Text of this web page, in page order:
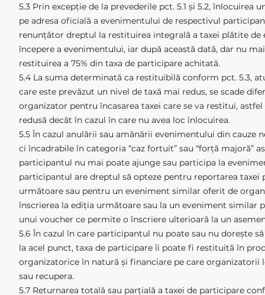
5.3 Prin excepție de la prevederile pct. 5.1 și 5.2,
pe adresa oficială a evenimentului de respectivul
renunțător dreptul la restituirea integrală a taxei plătite de
începere a evenimentului, iar după această dată, dar nu
restituirea a 75% din taxa de participare achitată.
5.4 La suma determinată ca restituibilă conform pct. 5.3,
care este prevăzut un nivel de taxă mai redus, se scade
organizator pentru încasarea taxei care se va restitui,
redusă decât în cazul în care nu avea loc înlocuirea.
5.5 În cazul anulării sau amânării evenimentului din
ci încadrabile în categoria “caz fortuit” sau “forță majoră”
participantul nu mai poate ajunge sau participa la
participantul are dreptul să opteze pentru reportarea
următoare sau pentru un eveniment similar oferit de
înscrierea la ediția următoare sau la un eveniment
unui voucher ce permite o înscriere ulterioară la un
5.6 În cazul în care participantul nu poate sau nu dorește
la acel punct, taxa de participare îi poate fi restituită în
organizatorice în natură și financiare pe care organizatorii
sau recupera.
5.7 Returnarea totală sau parțială a taxei de participare